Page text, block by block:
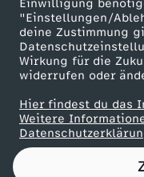
Einwilligung
"Einstellungen/
deine Zustimmung
Wirkung für die
widerrufen oder
Hier findest du das
Weitere
k
:
"
I
Partner